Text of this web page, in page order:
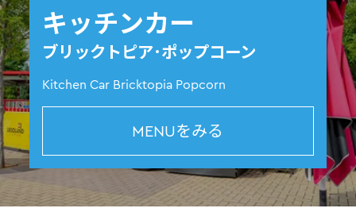
キッチンカー
ブリックトピア･ポップコーン
Kitchen Car Bricktopia Popcorn
MENUをみる